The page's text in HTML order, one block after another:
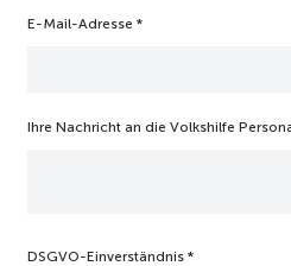
E-Mail-Adresse *
Ihre Nachricht an die Volkshilfe
V
h
o
DSGVO-Einverständnis *